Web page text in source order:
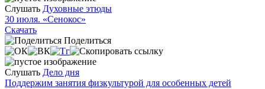
Слушать Духовные этюды
30 июля. «Сенокос»
Скачать
Поделиться
Слушать Дело дня
Поддержим занятия физкультурой для особенных детей